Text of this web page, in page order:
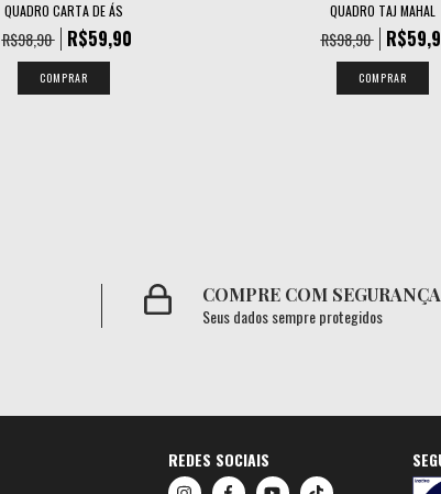
QUADRO CARTA DE ÁS
R$98,90 R$59,90
COMPRAR
QUADRO TAJ MAHAL
R$98,90
COMPRAR
COMPRE COM SEGURANÇA
Seus dados sempre protegidos
REDES SOCIAIS